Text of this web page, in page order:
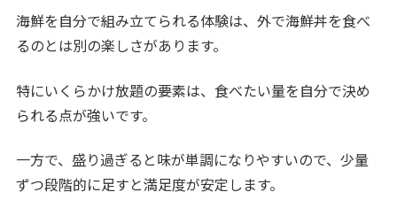
海鮮を自分で組み立てられる体験は、外で海鮮丼を食べ
るのとは別の楽しさがあります。
特にいくらかけ放題の要素は、食べたい量を自分で決め
られる点が強いです。
一方で、盛り過ぎると味が単調になりやすいので、少量
ずつ段階的に足すと満足度が安定します。